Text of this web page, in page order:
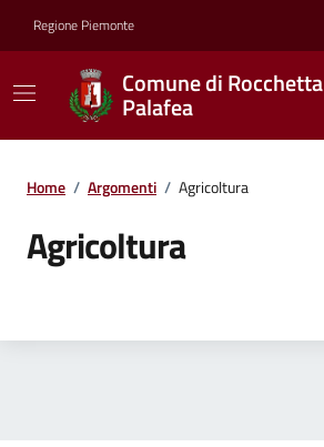
Regione Piemonte
Comune di Rocchetta
Palafea
Home / Argomenti / Agricoltura
Agricoltura